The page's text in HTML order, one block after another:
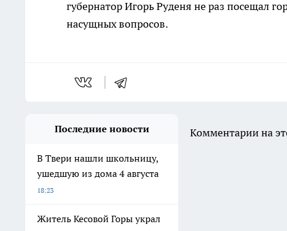
губернатор Игорь Руденя не раз посещал
насущных вопросов.
Последние новости
В Твери нашли школьницу,
ушедшую из дома 4 августа
18:23
Житель Кесовой Горы украл
Комментарии на